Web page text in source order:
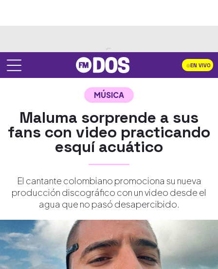
EN VIVO
MÚSICA
Maluma sorprende a sus
fans con video practicando
esquí acuático
El cantante colombiano promociona su nueva
producción discográfico con un video desde el
agua que no pasó desapercibido.